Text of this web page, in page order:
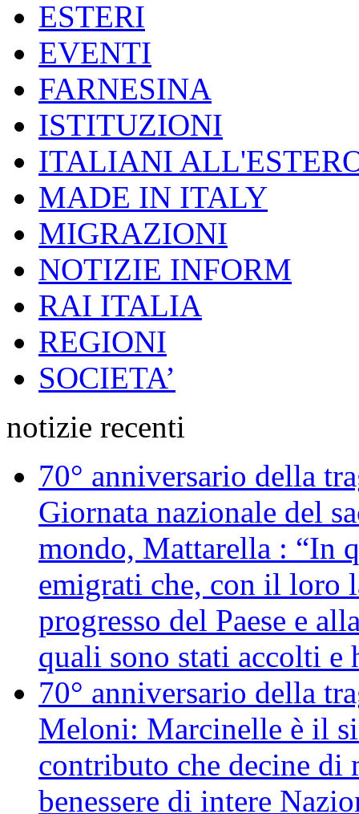
ESTERI
EVENTI
FARNESINA
ISTITUZIONI
ITALIANI
MADE IN ITALY
MIGRAZIONI
NOTIZIE INFORM
RAI ITALIA
REGIONI
SOCIETA’
notizie recenti
70° anniversario della
Giornata nazionale del
mondo, Mattarella : “In
emigrati che, con il loro
progresso del Paese e
quali sono stati accolti e
70° anniversario della
Meloni: Marcinelle è il
contributo che decine
benessere di intere